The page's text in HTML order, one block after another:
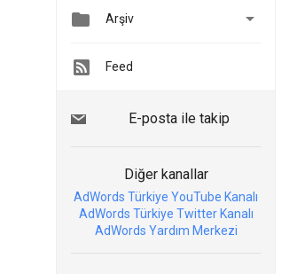
 Arşiv 
Feed
E-posta ile takip
Diğer kanallar
AdWords Türkiye YouTube Kanalı
AdWords Türkiye Twitter Kanalı
AdWords Yardım Merkezi